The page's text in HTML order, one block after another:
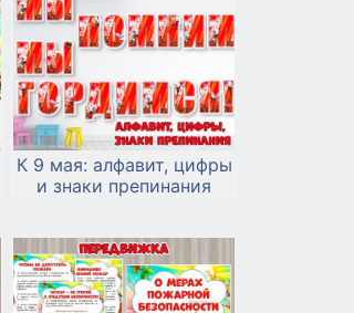
К 9 мая: алфавит, цифры
и знаки препинания